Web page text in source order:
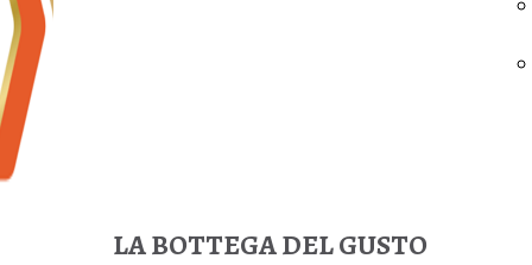
LA BOTTEGA DEL GUSTO